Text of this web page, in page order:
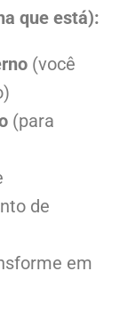
que está):
(você
(para
de
em